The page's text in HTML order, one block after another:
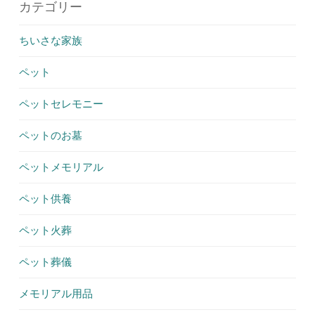
カテゴリー
ちいさな家族
ペット
ペットセレモニー
ペットのお墓
ペットメモリアル
ペット供養
ペット火葬
ペット葬儀
メモリアル用品